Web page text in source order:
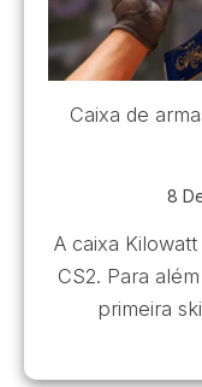
Caixa de
8
A caixa
CS2. Para
primeira